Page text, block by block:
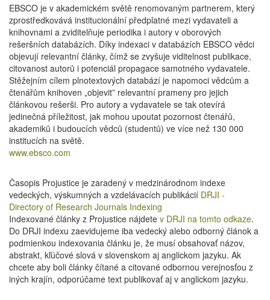
EBSCO je v akademickém světě renomovaným partnerem, který
zprostředkovává institucionální předplatné mezi vydavateli a
knihovnami a zviditelňuje periodika i autory v oborových
rešeršních databázích. Díky indexaci v databázích EBSCO vědci
objevují relevantní články, čímž se zvyšuje viditelnost publikace,
citovanost autorů i potenciál propagace samotného vydavatele.
Stěžejním cílem plnotextových databází je napomoci vědcům a
čtenářům knihoven „objevit” relevantní prameny pro jejich
článkovou rešerši. Pro autory a vydavatele se tak otevírá
jedinečná příležitost, jak mohou upoutat pozornost čtenářů,
akademiků i budoucích vědců (studentů) ve více než 130 000
institucích na světě.
www.ebsco.com
Časopis Projustice je zaradený v medzinárodnom indexe
vedeckých, výskumných a vzdelávacích publikácií DRJI -
Directory of Research Journals Indexing
Indexované články z Projustice nájdete v DRJI na tomto odkaze.
Do DRJI indexu zaevidujeme iba vedecký alebo odborný článok a
podmienkou indexovania článku je, že musí obsahovať názov,
abstrakt, kľúčové slová v slovenskom aj anglickom jazyku. Ak
chcete aby boli články čítané a citované odbornou verejnosťou z
iných krajín, odporúčame text publikovať aj v anglickom jazyku.